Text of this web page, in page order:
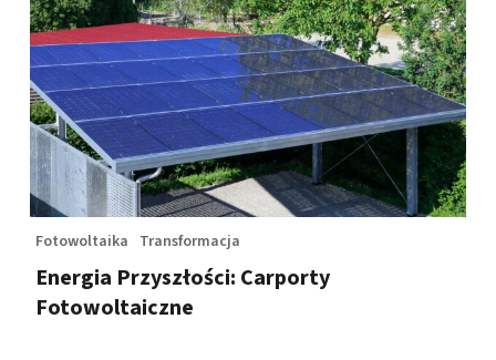
Fotowoltaika Transformacja
Energia Przyszłości: Carporty
Fotowoltaiczne